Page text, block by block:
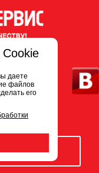
данных
даете
файлов
его